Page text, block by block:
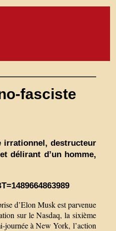
fasciste
irrationnel, destructeur
délirant d’un homme,
d’Elon Musk est parvenue
sur le Nasdaq, la sixième
journée à New York, l’action